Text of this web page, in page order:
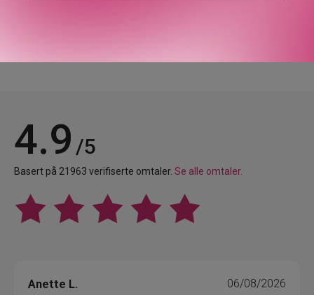
4.9 /5
Basert på 21963 verifiserte omtaler. Se alle omtaler.
Anette L. 06/08/2026